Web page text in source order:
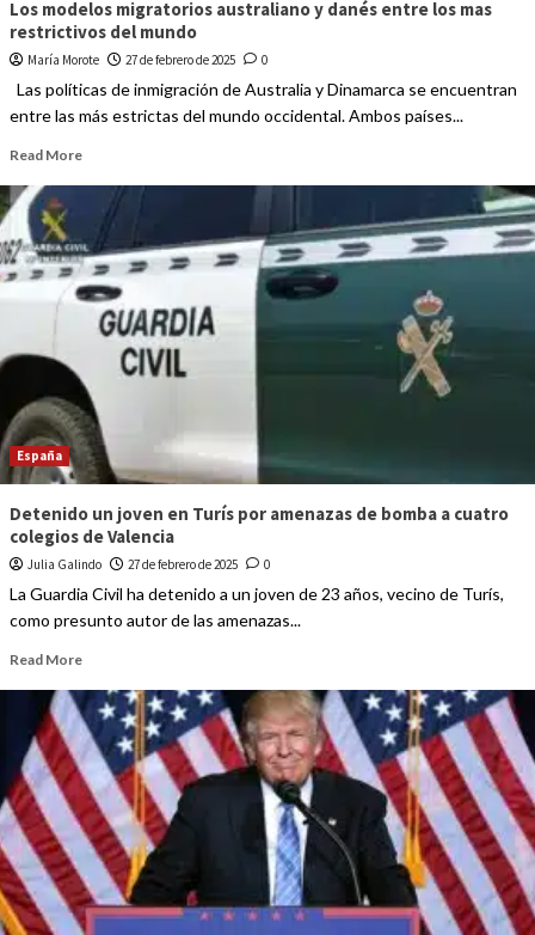
Los modelos migratorios australiano y danés entre los mas
restrictivos del mundo
María Morote 27 de febrero de 2025 0
Las políticas de inmigración de Australia y Dinamarca se encuentran
entre las más estrictas del mundo occidental. Ambos países...
Read More
España
Detenido un joven en Turís por amenazas de bomba a cuatro
colegios de Valencia
Julia Galindo 27 de febrero de 2025 0
La Guardia Civil ha detenido a un joven de 23 años, vecino de Turís,
como presunto autor de las amenazas...
Read More